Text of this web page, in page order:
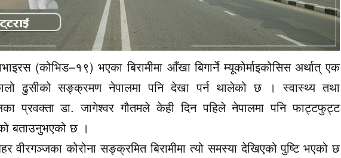
(कोभिड–१९) भएका बिरामीमा आँखा बिगार्ने म्यूकोर्माइकोसिस अर्थात् एक
ढुसीको सङ्क्रमण नेपालमा पनि देखा पर्न थालेको छ । स्वास्थ्य तथा
प्रवक्ता डा. जागेश्वर गौतमले केही दिन पहिले नेपालमा पनि फाट्टफुट्ट
बताउनुभएको छ ।
वीरगञ्जका कोरोना सङ्क्रमित बिरामीमा त्यो समस्या देखिएको पुष्टि भएको छ